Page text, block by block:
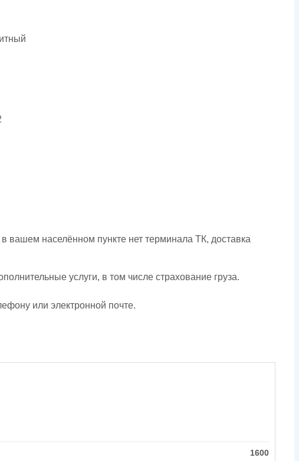
вашем населённом пункте нет терминала ТК, доставка
услуги, в том числе страхование груза.
или электронной почте.
1600